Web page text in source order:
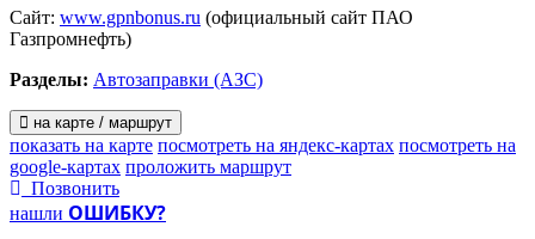
Сайт: www.gpnbonus.ru (официальный сайт ПАО
Газпромнефть)
Разделы: Автозаправки (АЗС)
на карте / маршрут
показать на карте посмотреть на яндекс-картах посмотреть на
google-картах проложить маршрут
Позвонить
нашли ОШИБКУ?